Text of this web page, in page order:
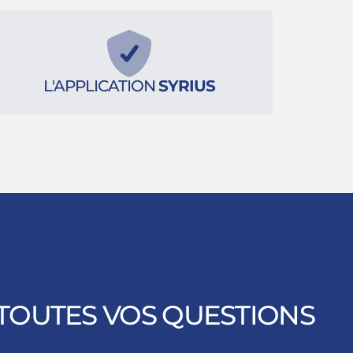
L'APPLICATIONSYRIUS
VOS QUESTIONS